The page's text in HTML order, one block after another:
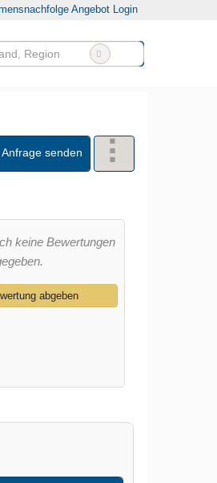
Angebot Login
in
senden
keine Bewertungen
abgeben